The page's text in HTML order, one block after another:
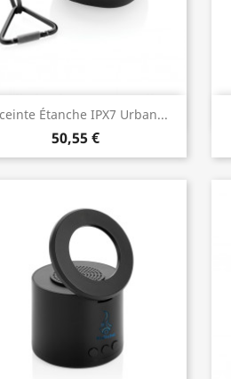
Étanche IPX7 Urban...
50,55 €
 Aperçu rapide